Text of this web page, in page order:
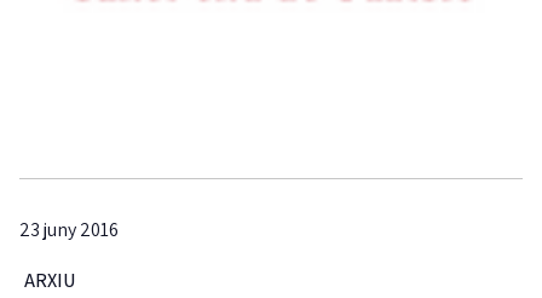
23 juny 2016
ARXIU